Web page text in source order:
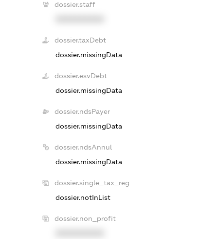
dossier.staff
dossier.taxDebt
dossier.missingData
dossier.esvDebt
dossier.missingData
dossier.ndsPayer
dossier.missingData
dossier.ndsAnnul
dossier.missingData
dossier.single_tax_reg
dossier.notInList
dossier.non_profit